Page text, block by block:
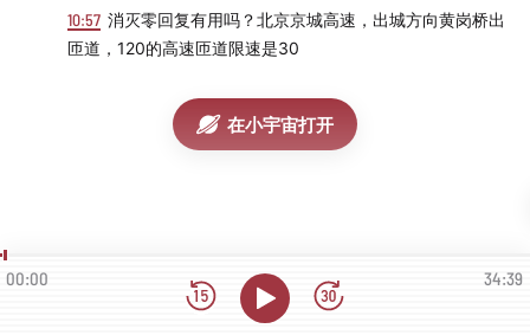
10:57 消灭零回复有用吗？北京京城高速，出城方向黄岗桥出
匝道，120的高速匝道限速是30
在小宇宙打开
00:00 34:39